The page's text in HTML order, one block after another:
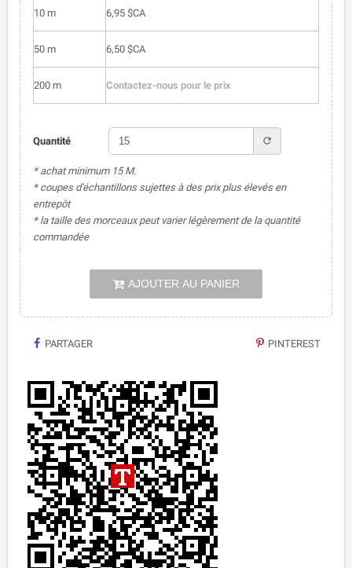
10 m 6,95 $CA
50 m 6,50 $CA
200 m Contactez-nous pour le prix
Quantité refresh
* achat minimum 15 M.
* coupes d'échantillons sujettes à des prix plus élevés en
entrepôt
* la taille des morceaux peut varier légèrement de la quantité
commandée
AJOUTER AU PANIER
PARTAGER PINTEREST